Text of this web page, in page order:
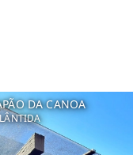
DA CANOA